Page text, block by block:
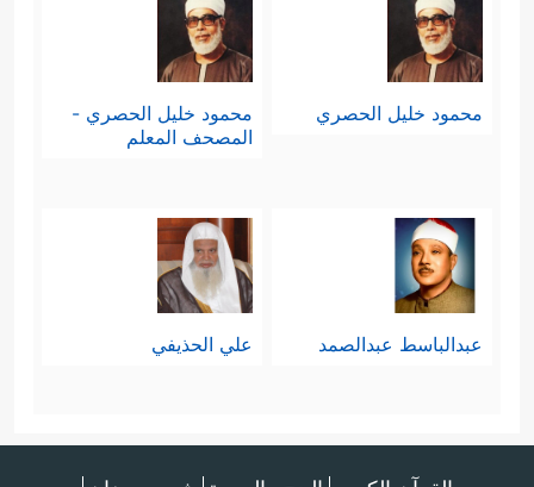
محمود خليل الحصري
محمود خليل الحصري -
المصحف المعلم
عبدالباسط عبدالصمد علي الحذيفي